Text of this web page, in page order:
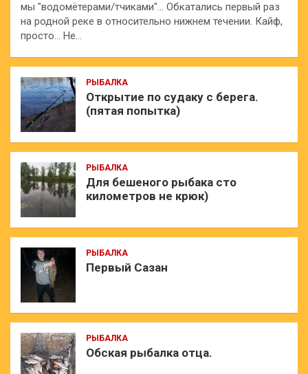
мы "водомётерами/тчиками"… Обкатались первый раз
на родной реке в относительно нижнем течении. Кайф,
просто… Не…
РЫБАЛКА
Открытие по судаку с берега.
(пятая попытка)
РЫБАЛКА
Для бешеного рыбака сто
километров не крюк)
РЫБАЛКА
Первый Сазан
РЫБАЛКА
Обская рыбалка отца.